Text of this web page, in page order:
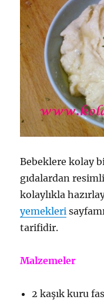
Bebeklere kolay
gıdalardan
kolaylıkla
yemekleri
tarifidir.
Malzemeler
2 kaşık kuru